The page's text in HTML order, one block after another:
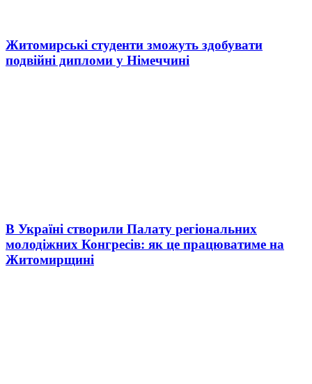
Житомирські студенти зможуть здобувати
подвійні дипломи у Німеччині
В Україні створили Палату регіональних
молодіжних Конгресів: як це працюватиме на
Житомирщині